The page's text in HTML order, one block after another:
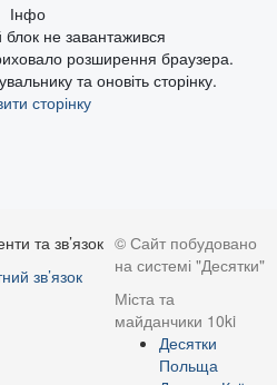
Інфо
не завантажився
розширення браузера.
та оновіть сторінку.
сторінку
та зв’язок
зв’язок
© Сайт побудовано
на системі "Десятки"
Міста та
майданчики 10ki
Десятки
Польща